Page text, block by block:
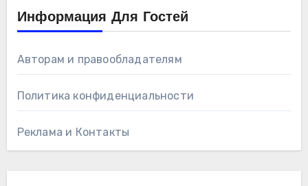
Информация Для Гостей
Авторам и правообладателям
Политика конфиденциальности
Реклама и Контакты